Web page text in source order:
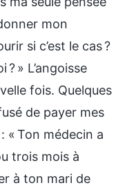
mon
si c’est le cas ?
» L’angoisse
fois. Quelques
de payer mes
« Ton médecin a
trois mois à
à ton mari de